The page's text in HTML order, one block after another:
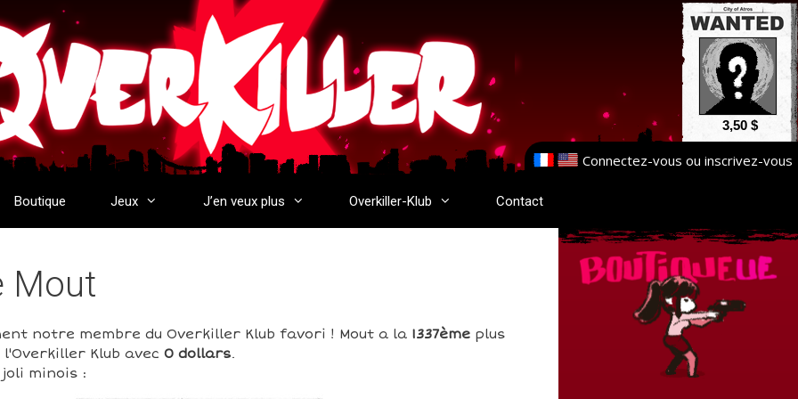
3,50 $
Connectez-vous ou inscrivez-vous
Boutique Jeux J’en veux plus Overkiller-Klub Contact
Mout
notre membre du Overkiller Klub favori ! Mout a la 1337èmeplus
Klub avec 0 dollars.
minois :